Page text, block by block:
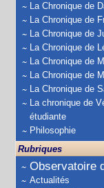
La Chronique de
La Chronique de
La Chronique de
La Chronique de
La Chronique de
La Chronique de
La Chronique de
La chronique de
étudiante
Philosophie
Rubriques
Observatoire
Actualités